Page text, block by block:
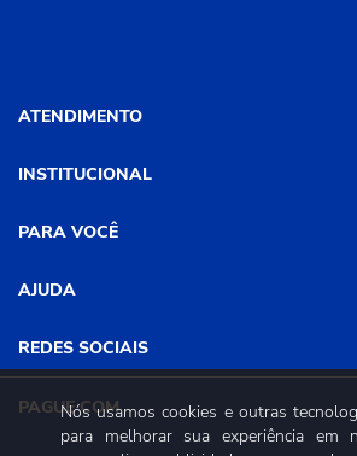
ATENDIMENTO
Segunda a Sexta das 8h às 17h30
Sábado das 8h às 12h
(31) 3611-8200 Loja Física
INSTITUCIONAL
Nossas Lojas
Programa de
Relacionamento
Trabalhe Conosco
PARA VOCÊ
Minha conta
Revistas
AJUDA
Dúvidas
Frete e Entrega
Trocas e
REDES SOCIAIS
PAGUE COM
Nós usamos cookies e outras
para melhorar sua experiência em